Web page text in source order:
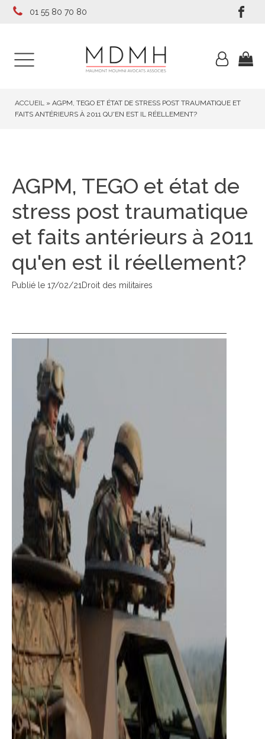
01 55 80 70 80
ACCUEIL » AGPM, TEGO ET ÉTAT DE STRESS POST TRAUMATIQUE ET
FAITS ANTÉRIEURS À 2011 QU'EN EST IL RÉELLEMENT?
AGPM, TEGO et état de
stress post traumatique
et faits antérieurs à 2011
qu'en est il réellement?
Publié le 17/02/21 Droit des militaires